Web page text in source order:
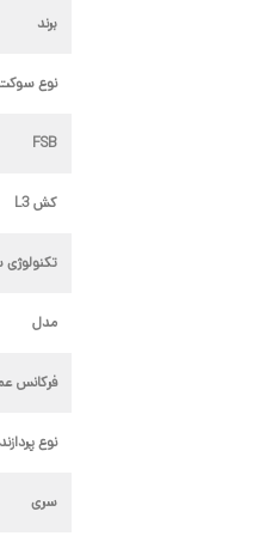
برند
نوع سوکت
FSB
کش L3
مدل
فرکانس
نوع
سری